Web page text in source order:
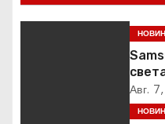
Video
Авг.